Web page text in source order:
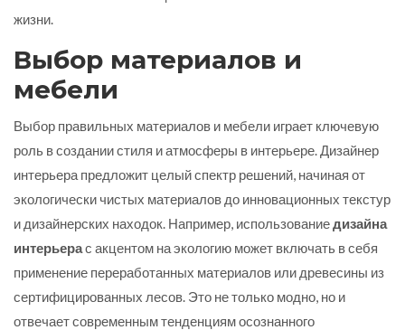
жизни.
Выбор материалов и
мебели
Выбор правильных материалов и мебели играет ключевую
роль в создании стиля и атмосферы в интерьере. Дизайнер
интерьера предложит целый спектр решений, начиная от
экологически чистых материалов до инновационных текстур
и дизайнерских находок. Например, использованиедизайна
интерьерас акцентом на экологию может включать в себя
применение переработанных материалов или древесины из
сертифицированных лесов. Это не только модно, но и
отвечает современным тенденциям осознанного